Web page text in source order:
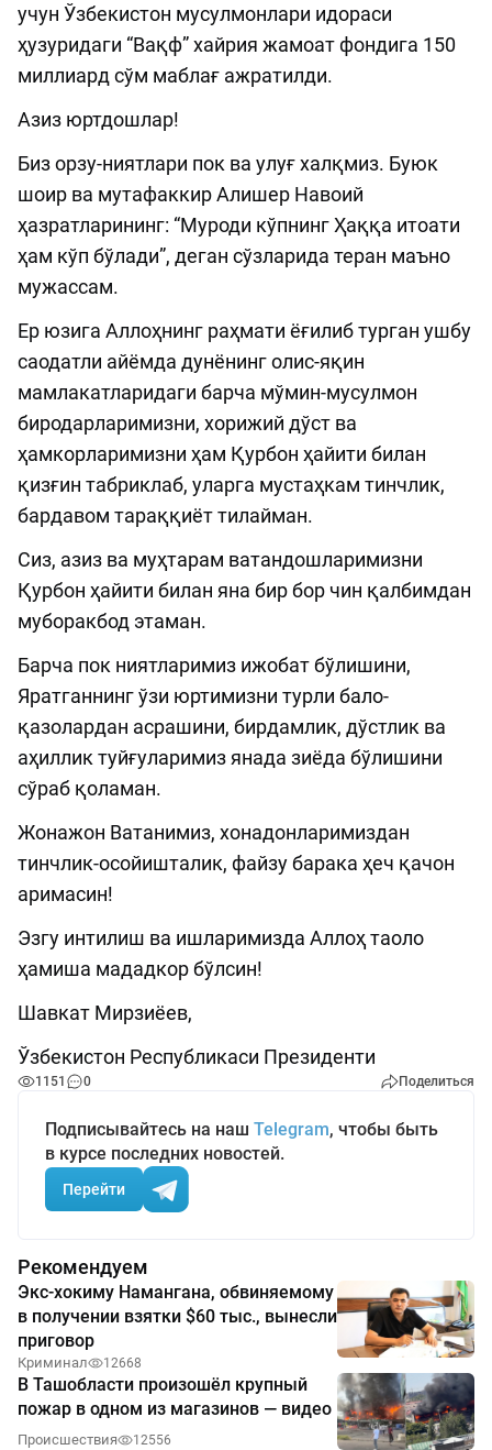
учун Ўзбекистон мусулмонлари идораси
ҳузуридаги “Вақф” хайрия жамоат фондига 150
миллиард сўм маблағ ажратилди.
Азиз юртдошлар!
Биз орзу-ниятлари пок ва улуғ халқмиз. Буюк
шоир ва мутафаккир Алишер Навоий
ҳазратларининг: “Муроди кўпнинг Ҳаққа итоати
ҳам кўп бўлади”, деган сўзларида теран маъно
мужассам.
Ер юзига Аллоҳнинг раҳмати ёғилиб турган ушбу
саодатли айёмда дунёнинг олис-яқин
мамлакатларидаги барча мўмин-мусулмон
биродарларимизни, хорижий дўст ва
ҳамкорларимизни ҳам Қурбон ҳайити билан
қизғин табриклаб, уларга мустаҳкам тинчлик,
бардавом тараққиёт тилайман.
Сиз, азиз ва муҳтарам ватандошларимизни
Қурбон ҳайити билан яна бир бор чин қалбимдан
муборакбод этаман.
Барча пок ниятларимиз ижобат бўлишини,
Яратганнинг ўзи юртимизни турли бало-
қазолардан асрашини, бирдамлик, дўстлик ва
аҳиллик туйғуларимиз янада зиёда бўлишини
сўраб қоламан.
Жонажон Ватанимиз, хонадонларимиздан
тинчлик-осойишталик, файзу барака ҳеч қачон
аримасин!
Эзгу интилиш ва ишларимизда Аллоҳ таоло
ҳамиша мададкор бўлсин!
Шавкат Мирзиёев,
Ўзбекистон Республикаси Президенти
1151 0 Поделиться
Подписывайтесь на наш Telegram, чтобы быть
в курсе последних новостей.
Перейти
Рекомендуем
Экс-хокиму Намангана, обвиняемому
в получении взятки $60 тыс., вынесли
приговор
Криминал 12668
В Ташобласти произошёл крупный
пожар в одном из магазинов — видео
Происшествия 12556